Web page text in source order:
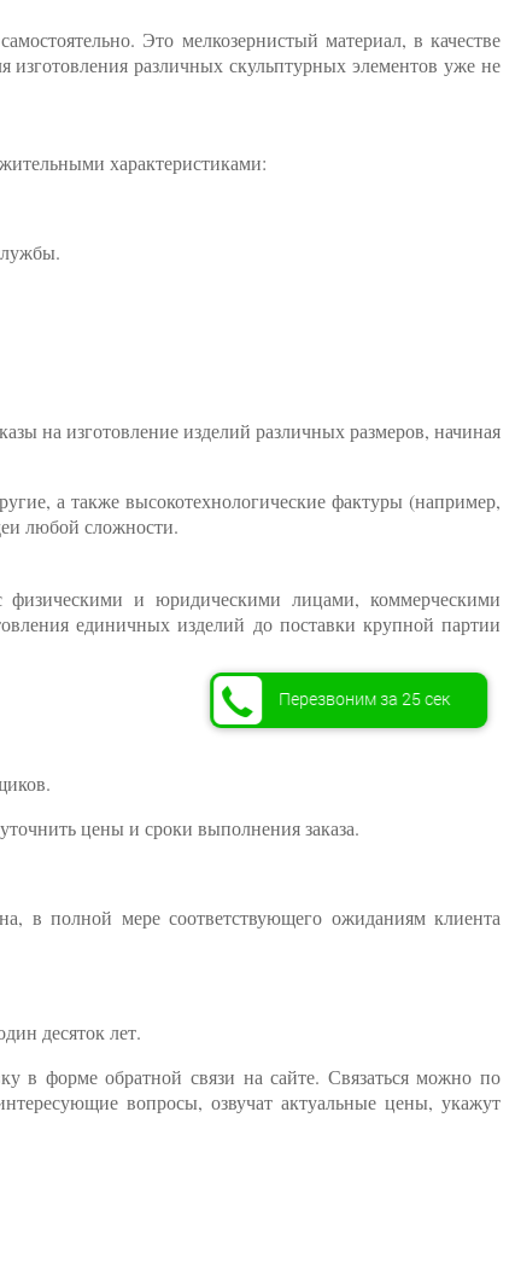
Это мелкозернистый материал, в качестве
различных скульптурных элементов уже не
характеристиками:
на изготовление изделий различных размеров, начиная
а также высокотехнологические фактуры (например,
любой сложности.
физическими и юридическими лицами, коммерческими
единичных изделий до поставки крупной партии
цены и сроки выполнения заказа.
в полной мере соответствующего ожиданиям клиента
десяток лет.
в форме обратной связи на сайте. Связаться можно по
вопросы, озвучат актуальные цены, укажут
Перезвоним за 25 сек